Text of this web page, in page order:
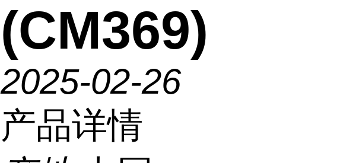
(CM369)
2025-02-26
产品详情